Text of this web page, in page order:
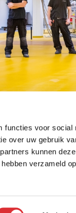
functies voor social
over uw gebruik
kunnen
verzameld
Team